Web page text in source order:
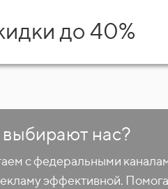
до 40%
нас?
с федеральными
эффективной.